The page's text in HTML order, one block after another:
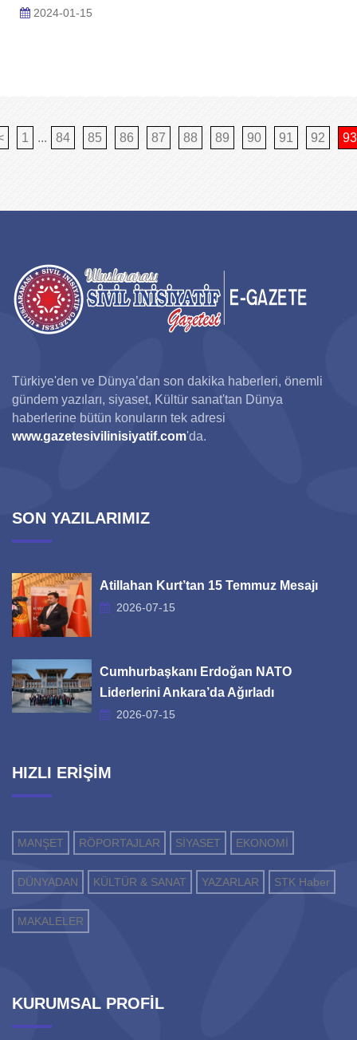
2024-01-15
1 ... 84 85 86 87 88 89 90 91 92 93
Türkiye'den ve Dünya’dan son dakika haberleri, önemli
gündem yazıları, siyaset, Kültür sanat'tan Dünya
haberlerine bütün konuların tek adresi
www.gazetesivilinisiyatif.com'da.
SON YAZILARIMIZ
Atillahan Kurt’tan 15 Temmuz Mesajı
2026-07-15
Cumhurbaşkanı Erdoğan NATO
Liderlerini Ankara’da Ağırladı
2026-07-15
HIZLI ERİŞİM
MANŞET RÖPORTAJLAR SİYASET EKONOMİ
DÜNYADAN KÜLTÜR & SANAT YAZARLAR STK Haber
MAKALELER
KURUMSAL PROFİL